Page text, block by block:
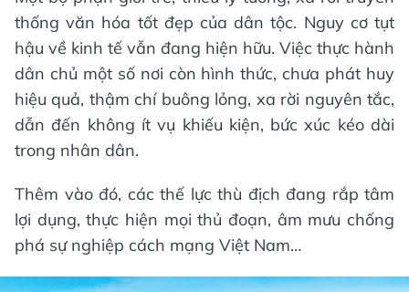
thống văn hóa tốt đẹp của dân tộc. Nguy cơ tụt
hậu về kinh tế vẫn đang hiện hữu. Việc thực hành
dân chủ một số nơi còn hình thức, chưa phát huy
hiệu quả, thậm chí buông lỏng, xa rời nguyên tắc,
dẫn đến không ít vụ khiếu kiện, bức xúc kéo dài
trong nhân dân.
Thêm vào đó, các thế lực thù địch đang rắp tâm
lợi dụng, thực hiện mọi thủ đoạn, âm mưu chống
phá sự nghiệp cách mạng Việt Nam…